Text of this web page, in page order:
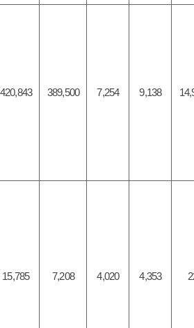
420,843 389,500 7,254 9,138
15,785 7,208 4,020 4,353